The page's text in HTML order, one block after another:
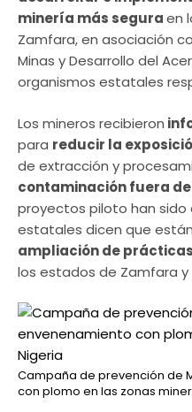
minería más seguraen
Zamfara, en asociación
Minas y Desarrollo del
organismos estatales
Los mineros recibieron
para reducir la
de extracción y
contaminación fuera
proyectos piloto han sido
estatales dicen que
ampliación de
los estados de Zamfara y
Campaña de prevención de
con plomo en las zonas